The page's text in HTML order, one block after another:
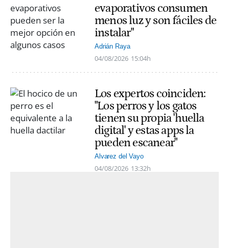
evaporativos consumen
menos luz y son fáciles de
instalar"
Adrián Raya
04/08/2026 15:04h
Los expertos coinciden:
"Los perros y los gatos
tienen su propia 'huella
digital' y estas apps la
pueden escanear"
Alvarez del Vayo
04/08/2026 13:32h